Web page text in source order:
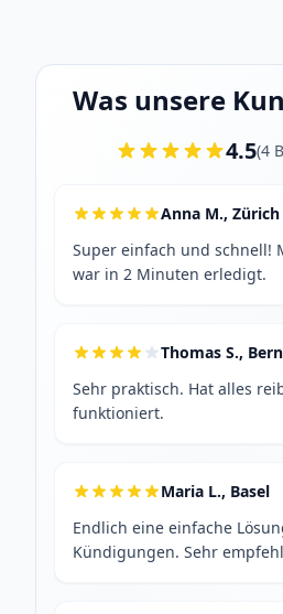
Was unsere
4.5(4
Anna M., Zürich
Super einfach und schnell!
war in 2 Minuten erledigt.
Thomas S., Bern
Sehr praktisch. Hat alles
funktioniert.
Maria L., Basel
Endlich eine einfache
Kündigungen. Sehr